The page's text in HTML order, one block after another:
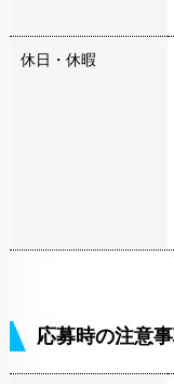
休日・休暇
応募時の注意